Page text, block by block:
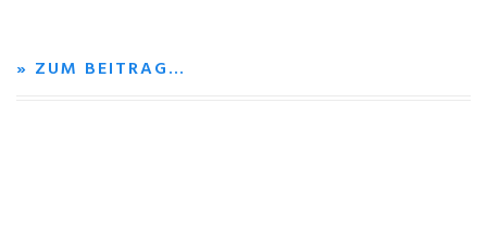
» ZUM BEITRAG…